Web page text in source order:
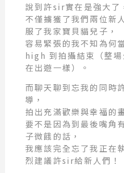
說到許sir實在是強大了
不僅擄獲了我們兩位新
服了我家寶貝貓兒子，
容易緊張的我不知為何
high 到拍攝結束（整
在出遊一樣）。
而聊天聊到忘我的同時
導，
拍出充滿歡樂與幸福的
要不是因為到最後嘴角
子微餓的話，
我應該完全忘了我正在
烈建議許sir給新人們！